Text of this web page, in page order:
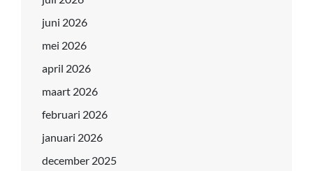
juni 2026
mei 2026
april 2026
maart 2026
februari 2026
januari 2026
december 2025